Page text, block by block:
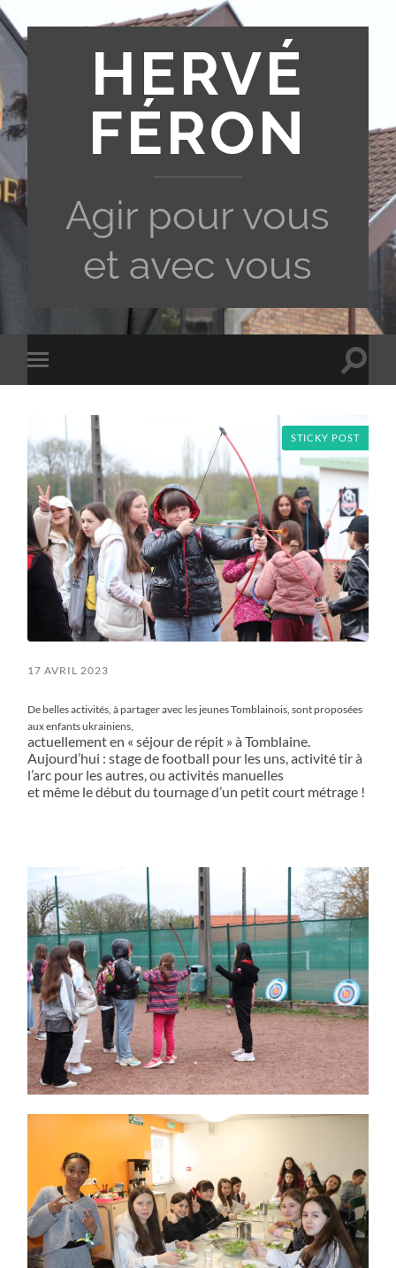
HERVÉ
FÉRON
Agir pour vous
et avec vous
Toggle
mobile
Toggle
STICKY POST
17 AVRIL 2023
De belles activités, à partager avec les jeunes Tomblainois, sont proposées
aux enfants ukrainiens,
actuellement en « séjour de répit » à Tomblaine.
Aujourd’hui : stage de football pour les uns, activité tir à
l’arc pour les autres, ou activités manuelles
et même le début du tournage d’un petit court métrage !